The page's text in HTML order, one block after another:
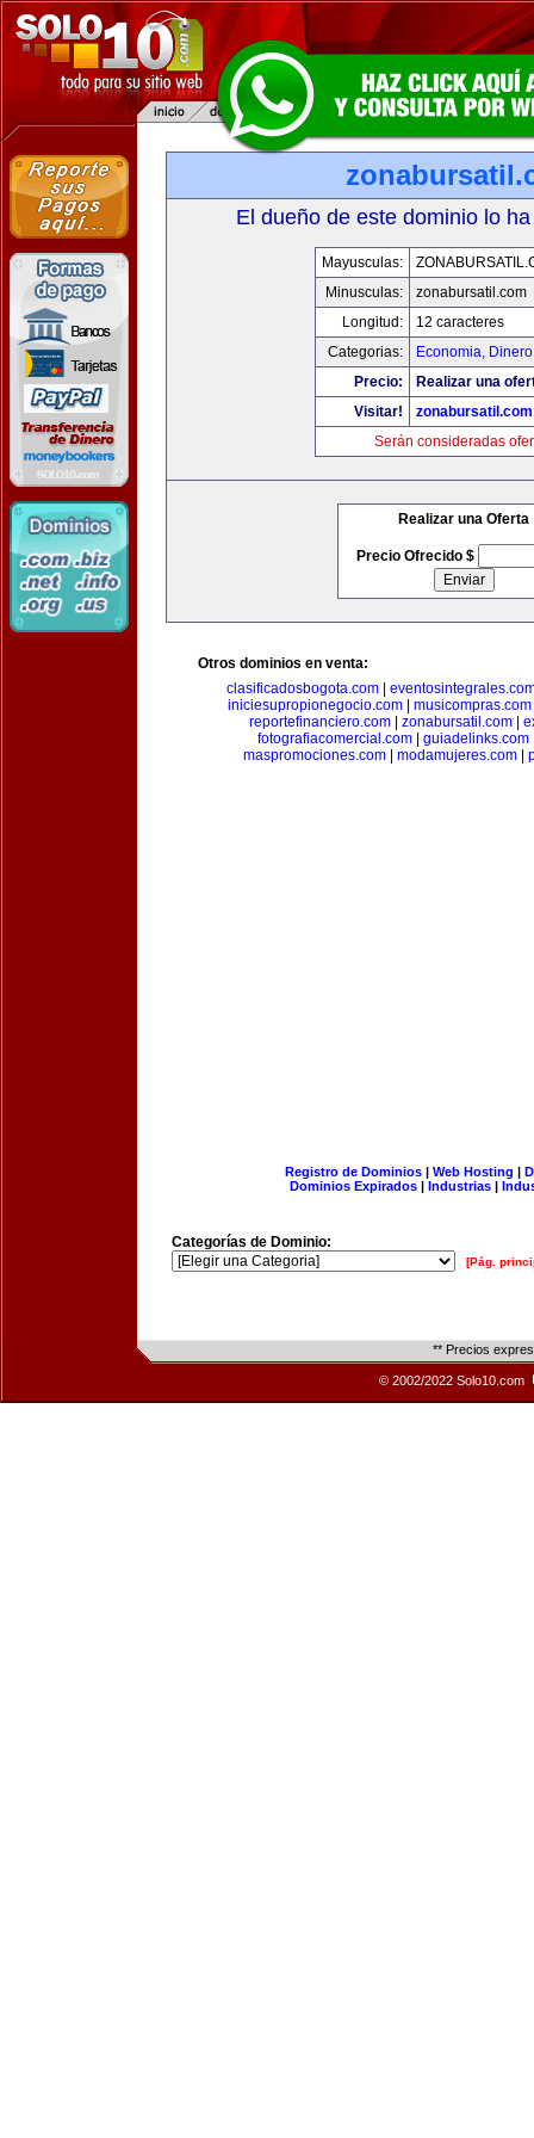
El dueño de este dominio lo
Mayusculas:
Minusculas:
zonabursatil.com
Longitud:
12 caracteres
Categorias:
Economia,
Precio:
Realizar una
Visitar!
zonabursatil.com
Serán consideradas
Realizar una Oferta
Precio Ofrecido $
Otros dominios en venta:
clasificadosbogota.com
iniciesupropionegocio.com
musicompras.com
reportefinanciero.com| zonabursatil.com|
fotografiacomercial.com
guiadelinks.com
maspromociones.com
modamujeres.com
Registro de Dominios| Web Hosting |
Dominios Expirados | Industrias |
Categorías de Dominio:
[Pág.
** Precios
© 2002/2022 Solo10.com